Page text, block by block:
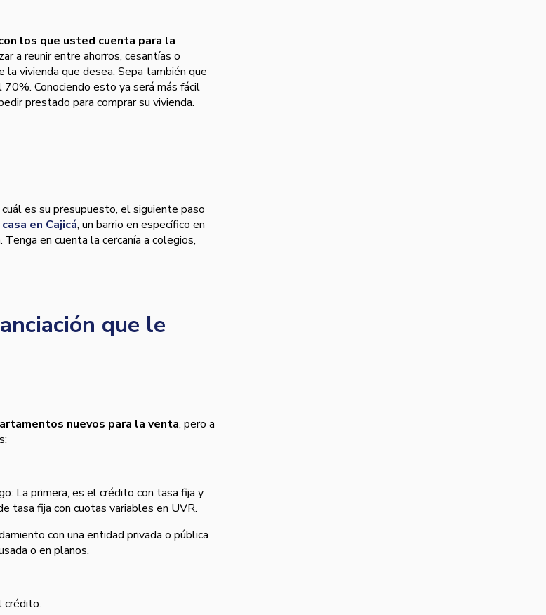
los que usted cuenta para la
a reunir entre ahorros, cesantías o
vivienda que desea. Sepa también que
Conociendo esto ya será más fácil
prestado para comprar su vivienda.
es su presupuesto, el siguiente paso
casa en Cajicá, un barrio en específico en
en cuenta la cercanía a colegios,
que le
nuevos para la venta, pero a
La primera, es el crédito con tasa fija y
tasa fija con cuotas variables en UVR.
con una entidad privada o pública
o en planos.
crédito.